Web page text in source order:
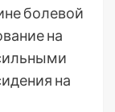
болевой
на
на